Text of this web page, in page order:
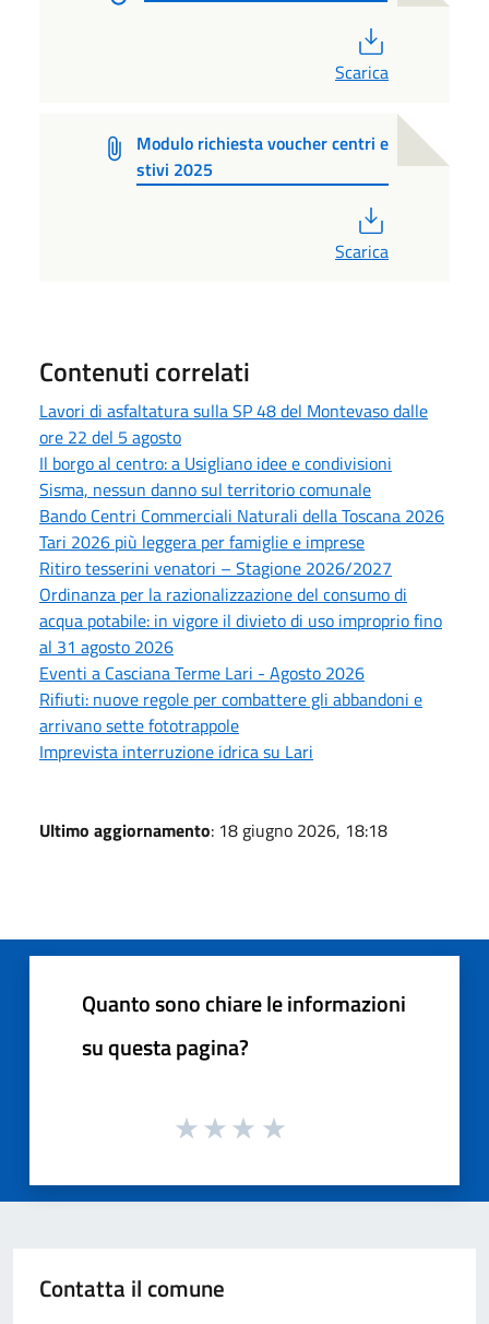
Scarica
Modulo richiesta voucher centri e
stivi 2025
Scarica
Contenuti correlati
Lavori di asfaltatura sulla SP 48 del Montevaso dalle
ore 22 del 5 agosto
Il borgo al centro: a Usigliano idee e condivisioni
Sisma, nessun danno sul territorio comunale
Bando Centri Commerciali Naturali della Toscana 2026
Tari 2026 più leggera per famiglie e imprese
Ritiro tesserini venatori – Stagione 2026/2027
Ordinanza per la razionalizzazione del consumo di
acqua potabile: in vigore il divieto di uso improprio fino
al 31 agosto 2026
Eventi a Casciana Terme Lari - Agosto 2026
Rifiuti: nuove regole per combattere gli abbandoni e
arrivano sette fototrappole
Imprevista interruzione idrica su Lari
Ultimo aggiornamento: 18 giugno 2026, 18:18
Quanto sono chiare le informazioni
su questa pagina?
Contatta il comune